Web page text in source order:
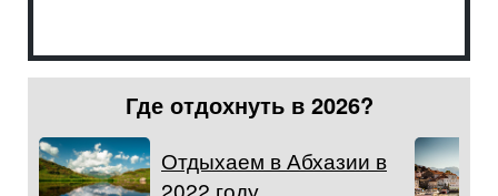
Где отдохнуть в 2026?
Отдыхаем в Абхазии в
2022 году